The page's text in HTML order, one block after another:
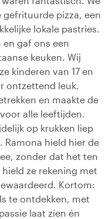
pizza, een
lokale pastries.
gaf ons een
keuken. Wij
kinderen van 17 en
ontzettend leuk.
en maakte de
alle leeftijden.
op krukken liep
Ramona hield hier de
zonder dat het ten
ze rekening met
Kortom:
te ontdekken, met
laat zien én